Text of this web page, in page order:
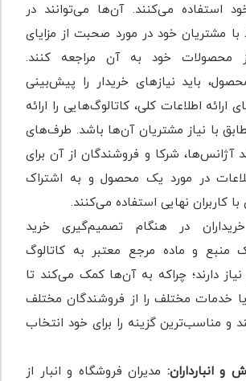
استفاده می‌کنند. آن‌ها می‌توانند در
با مشتریان خود در مورد صحبت از مزایای
محصولات خود به آن مراجعه کنند.
محصول، باید نیازهای خریدار را پیش‌بینی
ارائه اطلاعات کلی، کاتالوگ‌هایی را ارائه
با نیاز مشتریان آن‌ها باشد. طرف‌های
آژانس‌ها، شرکا و فروشندگان از آن برای
در مورد یک محصول و به اشتراک
کاربران نهایی استفاده می‌کنند.
در هنگام تصمیم‌گیری خرید
منبع و ماده مرجع معتبر به کاتالوگ
دارند؛ چراکه به آن‌ها کمک می‌کند تا
خدمات مختلف را از فروشندگان مختلف
و مناسب‌ترین گزینه را برای خود انتخاب
و انبارداران: مدیران فروشگاه و انبار از